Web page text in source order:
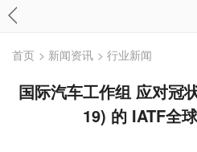
首页 > 新闻资讯 > 行业新闻
国际汽车工作组 应对冠
19) 的 IATF全